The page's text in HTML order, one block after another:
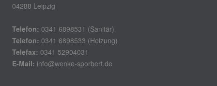
04288 Leipzig
Telefon: 0341 6898531 (Sanitär)
Telefon: 0341 6898533 (Heizung)
Telefax: 0341 52904031
E-Mail: info@wenke-sporbert.de